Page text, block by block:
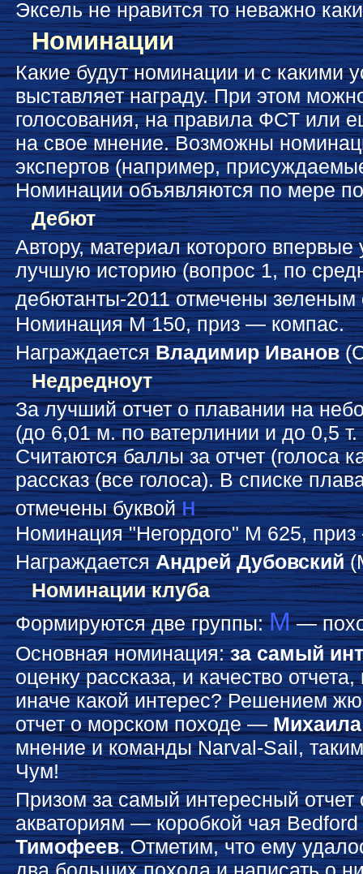
Эксель не нравится то неважно
Номинации
Какие будут номинации и с какими
выставляет награду. При этом
голосования, на правила ФСТ или
на свое мнение. Возможны
экспертов (например,
Номинации объявляются по мере
Дебют
Автору, материал которого впервые
лучшую историю (вопрос 1, по
дебютанты-2011 отмечены
Номинация М 150, приз — компас.
НаграждаетсяВладимир Иванов
Недредноут
За лучший отчет о плавании на
(до 6,01 м. по ватерлинии и до 0,5 т.
Считаются баллы за отчет (голоса
рассказ (все голоса). В списке
отмечены буквойн
Номинация "Негордого" М 625, приз
НаграждаетсяАндрей Дубовский
Номинации клуба
Формируются две группы:М—
Основная номинация:за самый
оценку рассказа, и качество
иначе какой интерес? Решением
отчет о морском походе —
мнение и команды Narval-Sail,
Чум!
Призом за самый интересный
акваториям — коробкой чая
Тимофеев. Отметим, что ему